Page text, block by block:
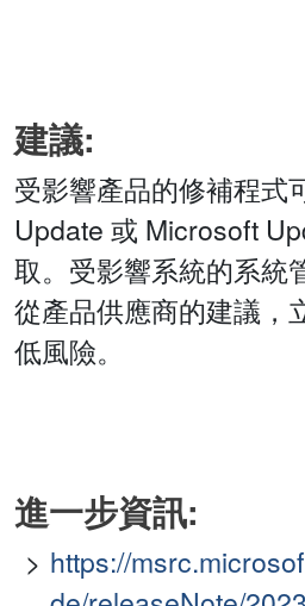
建議:
受影響產品的修補程式
Update 或 Microsoft
取。受影響系統的系統
從產品供應商的建議，
低風險。
進一步資訊:
https://